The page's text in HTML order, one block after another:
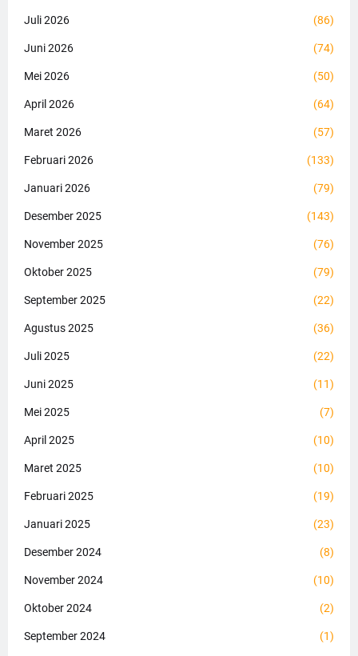
Juli 2026 (86)
Juni 2026 (74)
Mei 2026 (50)
April 2026 (64)
Maret 2026 (57)
Februari 2026 (133)
Januari 2026 (79)
Desember 2025 (143)
November 2025 (76)
Oktober 2025 (79)
September 2025 (22)
Agustus 2025 (36)
Juli 2025 (22)
Juni 2025 (11)
Mei 2025 (7)
April 2025 (10)
Maret 2025 (10)
Februari 2025 (19)
Januari 2025 (23)
Desember 2024 (8)
November 2024 (10)
Oktober 2024 (2)
September 2024 (1)